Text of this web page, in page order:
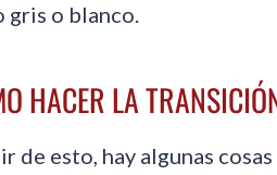
gris o blanco.
HACER LA
de esto, hay algunas